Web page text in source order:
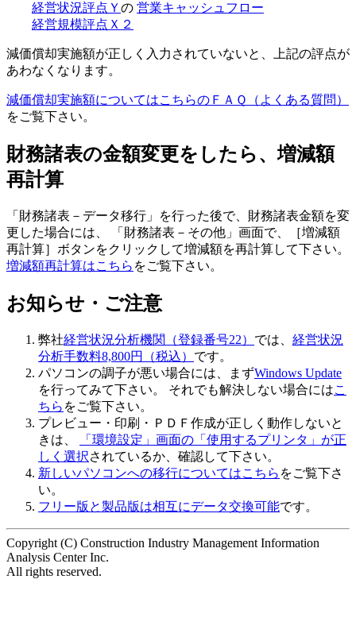
経営状況評点Ｙの 営業キャッシュフロー
経営規模評点Ｘ２
減価償却実施額が正しく入力されていないと、上記の評点が
あわなくなります。
減価償却実施額についてはこちらのＦＡＱ（よくある質問）
をご覧下さい。
財務諸表の金額変更をしたら、増減額
再計算
「財務諸表－データ移行」を行った後で、財務諸表金額を変
更した場合には、 「財務諸表－その他」画面で、［増減額
再計算］ボタンをクリックして増減額を再計算して下さい。
増減額再計算はこちら をご覧下さい。
お知らせ・ご注意
弊社経営状況分析機関（登録番号22） では、 経営状況
分析手数料8,800円（税込） です。
パソコンの調子が悪い場合には、まずWindows Update
を行ってみて下さい。 それでも解決しない場合にはこ
ちら をご覧下さい。
プレビュー・印刷・ＰＤＦ作成が正しく動作しないと
きは、
「環境設定」画面の「使用するプリンタ」が正
しく選択されているか、確認して下さい。
新しいパソコンへの移行についてはこちら をご覧下さ
い。
フリー版と製品版は相互にデータ交換可能です。
Copyright (C) Construction Industry Management Information
Analysis Center Inc.
All rights reserved.